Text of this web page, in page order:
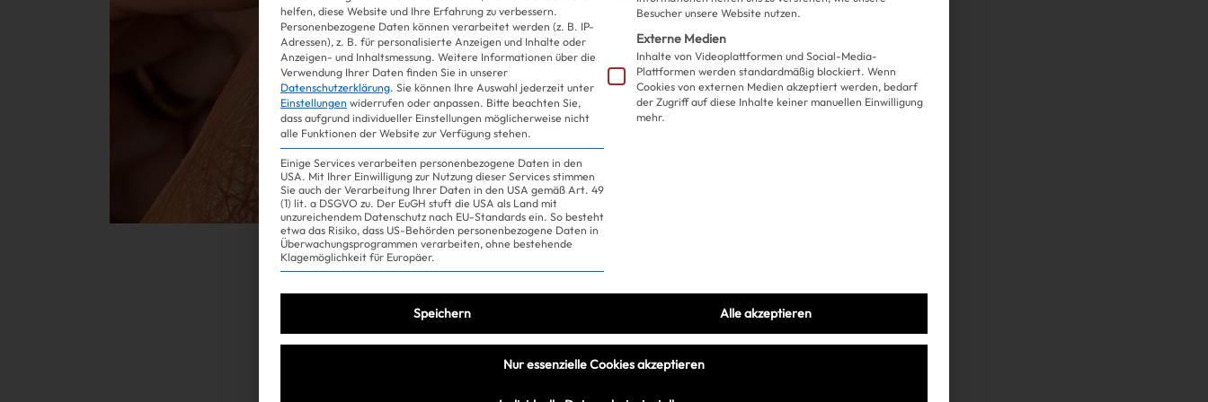
Gossip
Experience
Twist!
Merry, Nail-mas!
helfen, diese Website und Ihre Erfahrung zu verbessern.
Personenbezogene Daten können verarbeitet werden (z. B. IP-
Adressen), z. B. für personalisierte Anzeigen und Inhalte oder
Anzeigen- und Inhaltsmessung. Weitere Informationen über die
Verwendung Ihrer Daten finden Sie in unserer
Datenschutzerklärung. Sie können Ihre Auswahl jederzeit unter
Einstellungen widerrufen oder anpassen. Bitte beachten Sie,
dass aufgrund individueller Einstellungen möglicherweise nicht
alle Funktionen der Website zur Verfügung stehen.
Einige Services verarbeiten personenbezogene Daten in den
USA. Mit Ihrer Einwilligung zur Nutzung dieser Services stimmen
Sie auch der Verarbeitung Ihrer Daten in den USA gemäß Art. 49
(1) lit. a DSGVO zu. Der EuGH stuft die USA als Land mit
unzureichendem Datenschutz nach EU-Standards ein. So besteht
etwa das Risiko, dass US-Behörden personenbezogene Daten in
Überwachungsprogrammen verarbeiten, ohne bestehende
Klagemöglichkeit für Europäer.
Besucher unsere Website nutzen.
Externe Medien
Inhalte von Videoplattformen und Social-Media-
Plattformen werden standardmäßig blockiert. Wenn
Cookies von externen Medien akzeptiert werden, bedarf
der Zugriff auf diese Inhalte keiner manuellen Einwilligung
mehr.
Speichern Alle akzeptieren
Nur essenzielle Cookies akzeptieren